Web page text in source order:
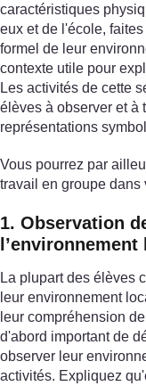
caractéristiques
eux et de l'école,
formel de leur
contexte utile pour
Les activités de cette
élèves à observer et à
représentations
Vous pourrez par
travail en groupe dans
1. Observation
La plupart des élèves
leur environnement
leur compréhension
d'abord important de
observer leur
activités. Expliquez